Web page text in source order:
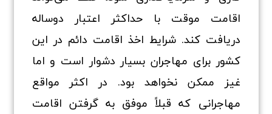
اقامت موقت با حداکثر اعتبار دوساله
دریافت کند. شرایط اخذ اقامت دائم در این
کشور برای مهاجران بسیار دشوار است و اما
غیز ممکن نخواهد بود. در اکثر مواقع
مهاجرانی که قبلاً موفق به گرفتن اقامت